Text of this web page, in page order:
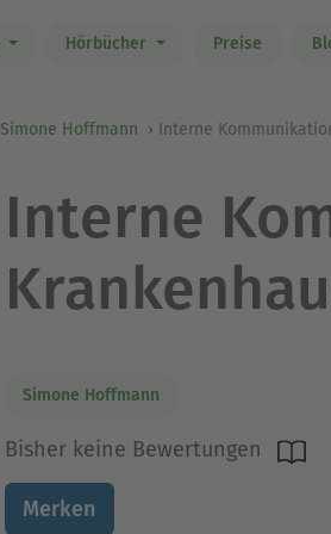
Hörbücher Preise
Simone Hoffmann Interne
Interne
Simone Hoffmann
Bisher keine Bewertungen
Merken